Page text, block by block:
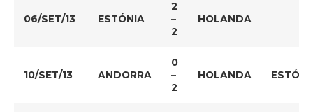
06/SET/13 ESTÓNIA
2
–
2
HOLANDA
10/SET/13 ANDORRA
0
–
2
HOLANDA